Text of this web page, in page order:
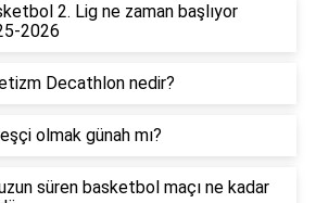
2. Lig ne zaman başlıyor
2026
Decathlon nedir?
olmak günah mı?
süren basketbol maçı ne kadar